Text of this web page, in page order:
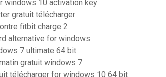
windows 10 activation key
gratuit télécharger
fitbit charge 2
alternative for windows
7 ultimate 64 bit
gratuit windows 7
télécharger for windows 10 64 bit